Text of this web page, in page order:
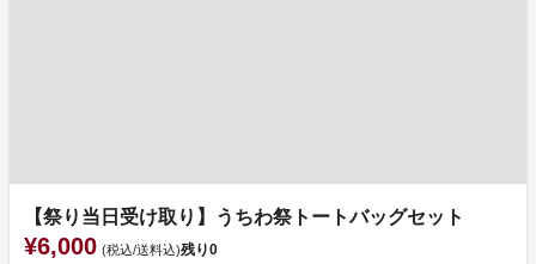
【祭り当日受け取り】うちわ祭トートバッグセット
¥6,000 (税込/送料込)残り0